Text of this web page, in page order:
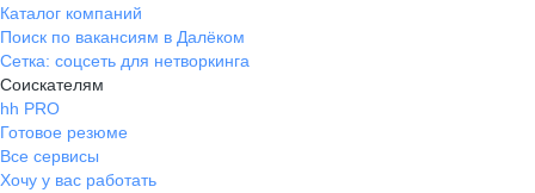
Каталог компаний
Поиск по вакансиям в Далёком
Сетка: соцсеть для нетворкинга
Соискателям
hh PRO
Готовое резюме
Все сервисы
Хочу у вас работать